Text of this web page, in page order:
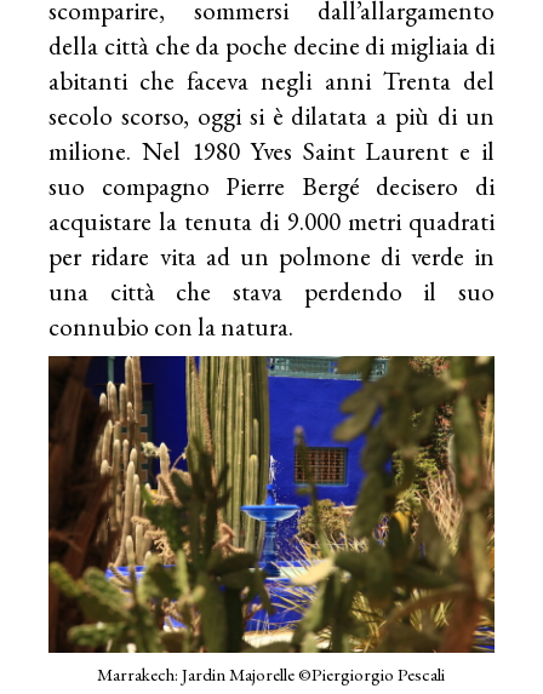
scomparire, sommersi dall’allargamento
della città che da poche decine di migliaia di
abitanti che faceva negli anni Trenta del
secolo scorso, oggi si è dilatata a più di un
milione. Nel 1980 Yves Saint Laurent e il
suo compagno Pierre Bergé decisero di
acquistare la tenuta di 9.000 metri quadrati
per ridare vita ad un polmone di verde in
una città che stava perdendo il suo
connubio con la natura.
Marrakech: Jardin Majorelle ©Piergiorgio Pescali